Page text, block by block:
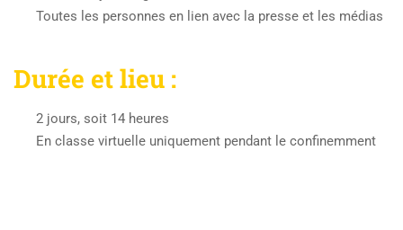
Toutes les personnes en lien avec la presse et les médias
Durée et lieu :
2 jours, soit 14 heures
En classe virtuelle uniquement pendant le confinemment